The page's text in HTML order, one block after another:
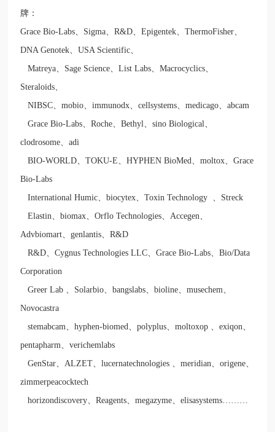
牌：
Grace Bio-Labs
Sigma 、R&D 、Epigentek 、ThermoFisher
DNA Genotek 、USA Scientific
Matreya
Sage Science 、List Labs 、Macrocyclics
Steraloids
NIBSC 、mobio 、immunodx 、cellsystems 、medicago 、abcam
Grace Bio-Labs 、Roche 、Bethyl 、sino Biological
clodrosome 、adi
BIO-WORLD 、TOKU-E 、HYPHEN BioMed 、moltox 、Grace
Bio-Labs
International Humic 、biocytex 、Toxin Technology
Streck
Elastin 、biomax 、Orflo Technologies Accegen
Advbiomart 、genlantis 、R&D
R&D 、Cygnus Technologies LLC 、Grace Bio-Labs 、Bio/Data
Corporation
Greer Lab
Solarbio 、bangslabs 、bioline 、musechem
Novocastra
stemabcam 、hyphen-biomed 、polyplus 、moltoxop 、exiqon
pentapharm 、verichemlabs
GenStar
ALZET 、lucernatechnologies 、meridian 、origene
zimmerpeacocktech
horizondiscovery 、Reagents 、megazyme 、elisasystems………